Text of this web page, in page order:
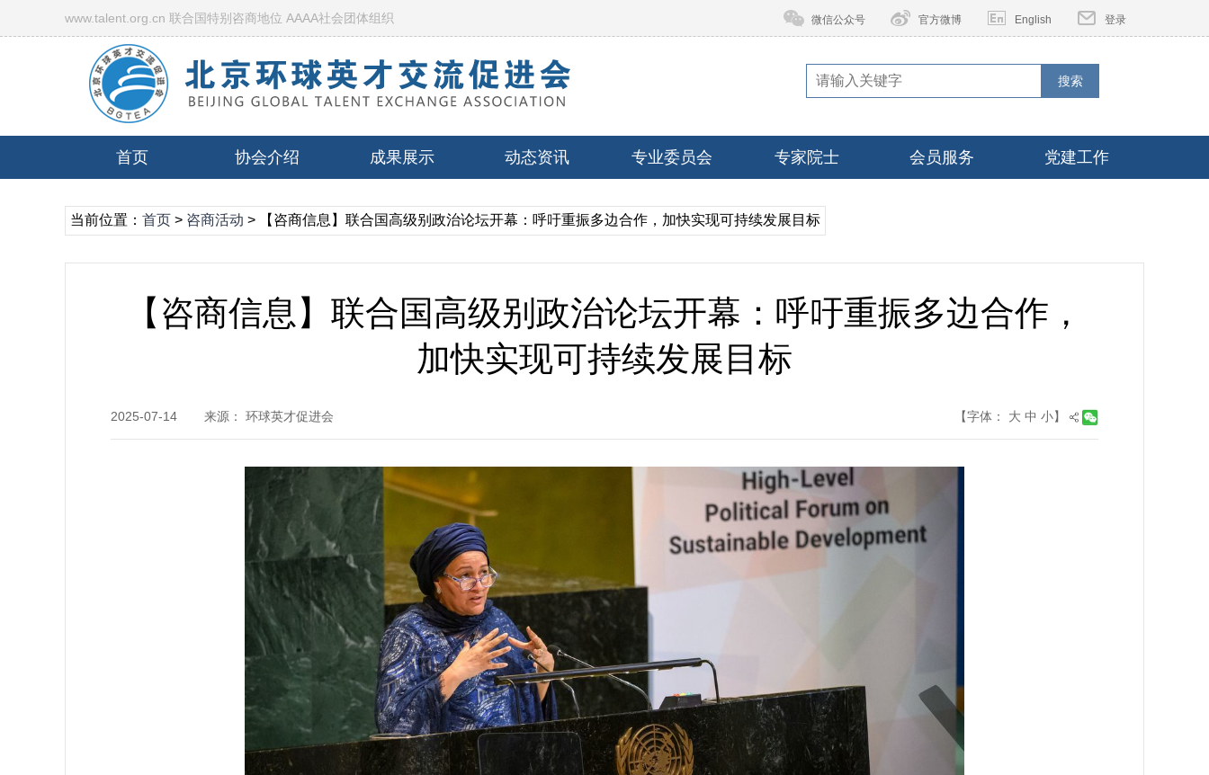
www.talent.org.cn 联合国特别咨商地位 AAAA社会团体组织 微信公众号 官方微博 English 登录
搜索
首页 协会介绍 成果展示 动态资讯 专业委员会 专家院士 会员服务 党建工作
当前位置： 首页 > 咨商活动 > 【咨商信息】联合国高级别政治论坛开幕：呼吁重振多边合作，加快实现可持续发展目标
【咨商信息】联合国高级别政治论坛开幕：呼吁重振多边合作，
加快实现可持续发展目标
2025-07-14 来源： 环球英才促进会 【字体： 大 中 小】